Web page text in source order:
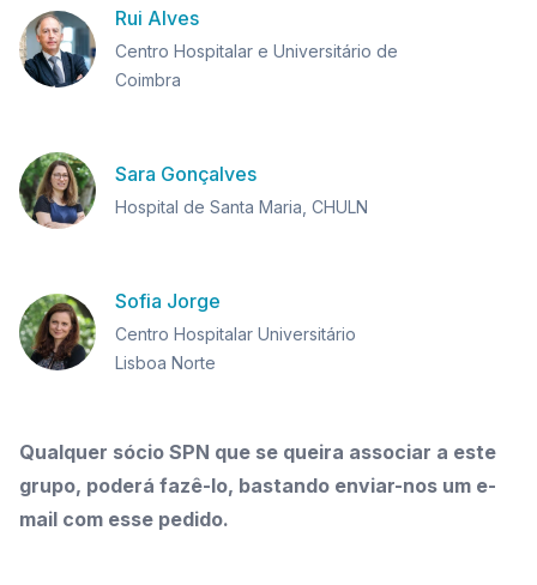
Rui Alves
Centro Hospitalar e Universitário de
Coimbra
Sara Gonçalves
Hospital de Santa Maria, CHULN
Sofia Jorge
Centro Hospitalar Universitário
Lisboa Norte
Qualquer sócio SPN que se queira associar a este
grupo, poderá fazê-lo, bastando enviar-nos um e-
mail com esse pedido.